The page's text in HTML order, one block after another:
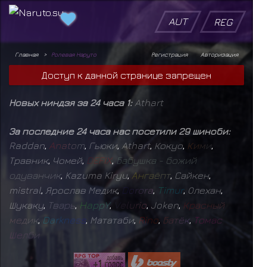
AUT REG
Главная Ролевая Наруто Авторизация
Регистрация
Доступ к данной странице запрещен
Новых ниндзя за 24 часа 1: Athart
За последние 24 часа нас посетили 29 шиноби:
Raddan Anatom Гьюки, Athart, Кокуо Кими
Травник, Чомей, DEFIX, Бабушка - божий
одуванчик, Kazuma Kiryu, Ангаёпт, Сайкен,
mistral Ярослав Медик, Dorora Timur, Олехан,
Шукаку, Тварь HappY, l urio Joken Красный
медик, Darkness, Мататаби,Rino Батёк, Томас
Шел би